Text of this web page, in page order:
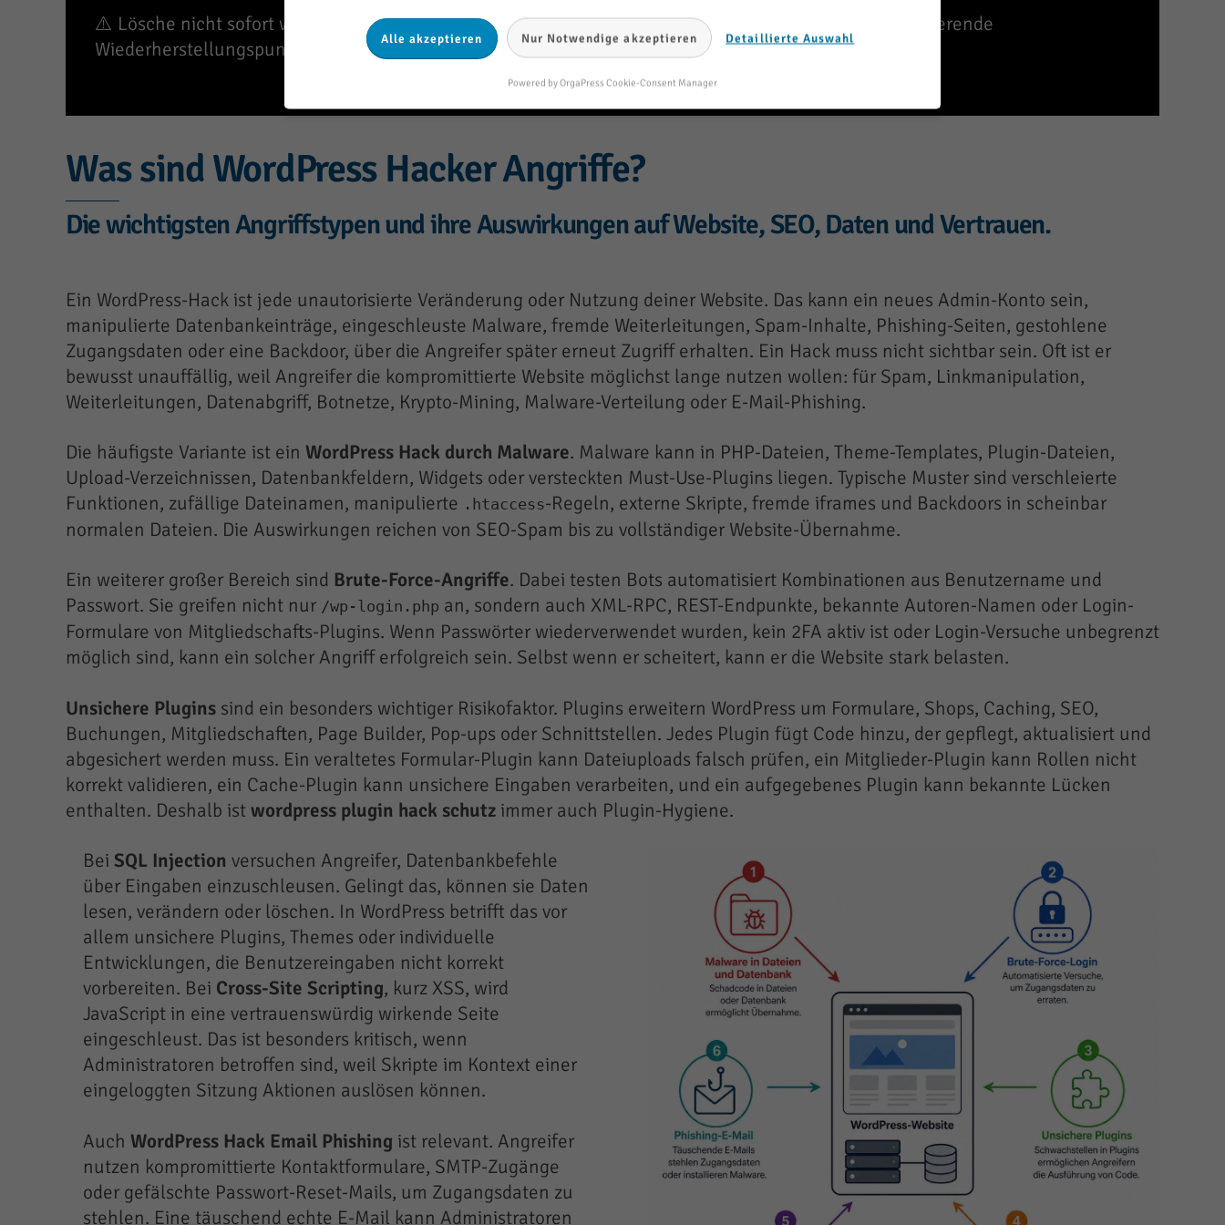
⚠️ Lösche nicht sofort wahllos Dateien. Unüberlegtes Löschen kann Beweise, Logs oder noch funktionierende
Wiederherstellungspunkte zerstören.
Was sind WordPress Hacker Angriffe?
Die wichtigsten Angriffstypen und ihre Auswirkungen auf Website, SEO, Daten und Vertrauen.
Ein WordPress-Hack ist jede unautorisierte Veränderung oder Nutzung deiner Website. Das kann ein neues Admin-Konto sein,
manipulierte Datenbankeinträge, eingeschleuste Malware, fremde Weiterleitungen, Spam-Inhalte, Phishing-Seiten, gestohlene
Zugangsdaten oder eine Backdoor, über die Angreifer später erneut Zugriff erhalten. Ein Hack muss nicht sichtbar sein. Oft ist er
bewusst unauffällig, weil Angreifer die kompromittierte Website möglichst lange nutzen wollen: für Spam, Linkmanipulation,
Weiterleitungen, Datenabgriff, Botnetze, Krypto-Mining, Malware-Verteilung oder E-Mail-Phishing.
Die häufigste Variante ist ein WordPress Hack durch Malware. Malware kann in PHP-Dateien, Theme-Templates, Plugin-Dateien,
Upload-Verzeichnissen, Datenbankfeldern, Widgets oder versteckten Must-Use-Plugins liegen. Typische Muster sind verschleierte
Funktionen, zufällige Dateinamen, manipulierte .htaccess-Regeln, externe Skripte, fremde iframes und Backdoors in scheinbar
normalen Dateien. Die Auswirkungen reichen von SEO-Spam bis zu vollständiger Website-Übernahme.
Ein weiterer großer Bereich sind Brute-Force-Angriffe. Dabei testen Bots automatisiert Kombinationen aus Benutzername und
Passwort. Sie greifen nicht nur /wp-login.php an, sondern auch XML-RPC, REST-Endpunkte, bekannte Autoren-Namen oder Login-
Formulare von Mitgliedschafts-Plugins. Wenn Passwörter wiederverwendet wurden, kein 2FA aktiv ist oder Login-Versuche unbegrenzt
möglich sind, kann ein solcher Angriff erfolgreich sein. Selbst wenn er scheitert, kann er die Website stark belasten.
Unsichere Plugins sind ein besonders wichtiger Risikofaktor. Plugins erweitern WordPress um Formulare, Shops, Caching, SEO,
Buchungen, Mitgliedschaften, Page Builder, Pop-ups oder Schnittstellen. Jedes Plugin fügt Code hinzu, der gepflegt, aktualisiert und
abgesichert werden muss. Ein veraltetes Formular-Plugin kann Dateiuploads falsch prüfen, ein Mitglieder-Plugin kann Rollen nicht
korrekt validieren, ein Cache-Plugin kann unsichere Eingaben verarbeiten, und ein aufgegebenes Plugin kann bekannte Lücken
enthalten. Deshalb istwordpress plugin hack schutz immer auch Plugin-Hygiene.
Bei SQL Injection versuchen Angreifer, Datenbankbefehle
über Eingaben einzuschleusen. Gelingt das, können sie Daten
lesen, verändern oder löschen. In WordPress betrifft das vor
allem unsichere Plugins, Themes oder individuelle
Entwicklungen, die Benutzereingaben nicht korrekt
vorbereiten. Bei Cross-Site Scripting, kurz XSS, wird
JavaScript in eine vertrauenswürdig wirkende Seite
eingeschleust. Das ist besonders kritisch, wenn
Administratoren betroffen sind, weil Skripte im Kontext einer
eingeloggten Sitzung Aktionen auslösen können.
Auch WordPress Hack Email Phishing ist relevant. Angreifer
nutzen kompromittierte Kontaktformulare, SMTP-Zugänge
oder gefälschte Passwort-Reset-Mails, um Zugangsdaten zu
stehlen. Eine täuschend echte E-Mail kann Administratoren
Alle akzeptieren Nur Notwendige akzeptieren Detaillierte Auswahl
Powered by OrgaPress Cookie-Consent Manager